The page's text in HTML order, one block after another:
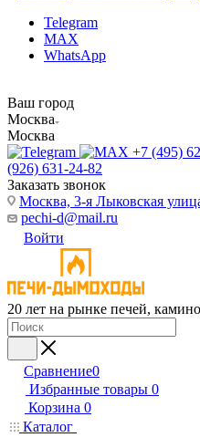
Telegram
MAX
WhatsApp
Ваш город
Москва
Москва
+7 (495)
(926) 631-24-82
Заказать звонок
Москва, 3-я Лыковская
pechi-d@mail.ru
Войти
20 лет на рынке печей,
Сравнение0
Избранные товары 0
Корзина 0
Каталог